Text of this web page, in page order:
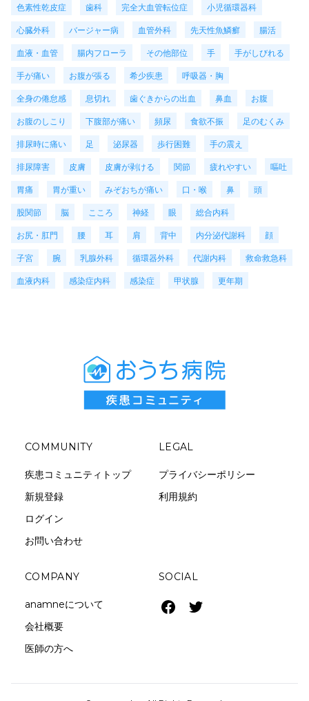
色素性乾皮症
歯科 完全大血管転位症
小児循環器科
心臓外科
バージャー病 血管外科 先天性魚鱗癬
腸活
血液・血管
腸内フローラ その他部位 手
手がしびれる
手が痛い
お腹が張る 希少疾患
呼吸器・胸
全身の倦怠感
息切れ 歯ぐきからの出血 鼻血
お腹
お腹のしこり
下腹部が痛い 頻尿 食欲不振
足のむくみ
排尿時に痛い
足 泌尿器 歩行困難
手の震え
排尿障害
皮膚 皮膚が剥ける 関節 疲れやすい
嘔吐
胃痛
胃が重い みぞおちが痛い 口・喉 鼻
頭
股関節
脳 こころ 神経 眼
総合内科
お尻・肛門
腰 耳 肩 背中 内分泌代謝科
顔
子宮
腕 乳腺外科 循環器外科 代謝内科
救命救急科
血液内科
感染症内科 感染症 甲状腺 更年期
COMMUNITY
疾患コミュニティトップ
新規登録
ログイン
お問い合わせ
LEGAL
プライバシーポリシー
利用規約
COMPANY
anamneについて
会社概要
医師の方へ
SOCIAL